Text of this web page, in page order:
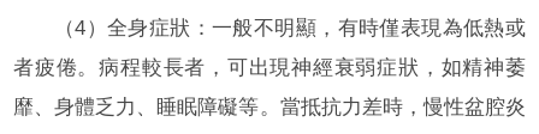
（4）全身症狀：一般不明顯，有時僅表現為低熱或
者疲倦。病程較長者，可出現神經衰弱症狀，如精神萎
靡、身體乏力、睡眠障礙等。當抵抗力差時，慢性盆腔炎